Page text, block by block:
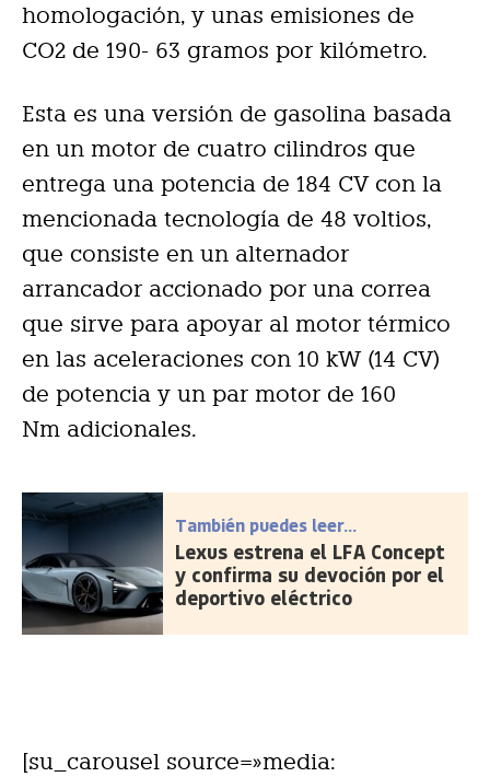
homologación, y unas emisiones de
CO2 de 190- 63 gramos por kilómetro.
Esta es una versión de gasolina basada
en un motor de cuatro cilindros que
entrega una potencia de 184 CV con la
mencionada tecnología de 48 voltios,
que consiste en un alternador
arrancador accionado por una correa
que sirve para apoyar al motor térmico
en las aceleraciones con 10 kW (14 CV)
de potencia y un par motor de 160
Nm adicionales.
También puedes leer...
Lexus estrena el LFA Concept
y confirma su devoción por el
deportivo eléctrico
[su_carousel source=»media: